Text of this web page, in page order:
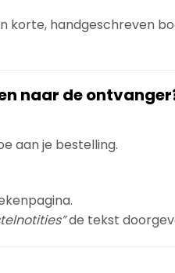
korte, handgeschreven
naar de
aan je bestelling.
de tekst